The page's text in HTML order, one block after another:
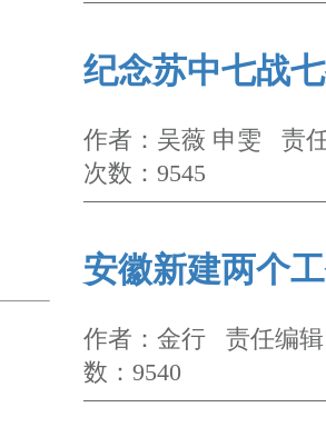
纪念苏中七战
作者：吴薇 申雯 责
次数：9545
安徽新建两个
作者：金行 责任编
数：9540